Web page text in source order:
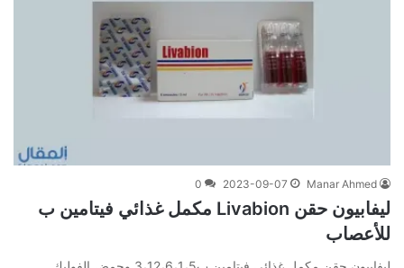
Manar Ahmed
2023-09-07
0
ليفابيون حقن Livabion مكمل غذائي فيتامين ب
للأعصاب